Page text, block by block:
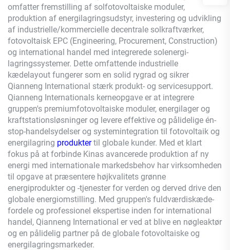
omfatter fremstilling af solfotovoltaiske moduler,
produktion af energilagringsudstyr, investering og udvikling
af industrielle/kommercielle decentrale solkraftværker,
fotovoltaisk EPC (Engineering, Procurement, Construction)
og international handel med integrerede solenergi-
lagringssystemer. Dette omfattende industrielle
kædelayout fungerer som en solid rygrad og sikrer
Qianneng International stærk produkt- og servicesupport.
Qianneng Internationals kerneopgave er at integrere
gruppen's premiumfotovoltaiske moduler, energilager og
kraftstationsløsninger og levere effektive og pålidelige én-
stop-handelsydelser og systemintegration til fotovoltaik og
energilagring produktertil globale kunder. Med et klart
fokus på at forbinde Kinas avancerede produktion af ny
energi med internationale markedsbehov har virksomheden
til opgave at præsentere højkvalitets grønne
energiprodukter og -tjenester for verden og derved drive den
globale energiomstilling. Med gruppen's fuldværdiskæde-
fordele og professionel ekspertise inden for international
handel, Qianneng International er ved at blive en nøgleaktør
og en pålidelig partner på de globale fotovoltaiske og
energilagringsmarkeder.